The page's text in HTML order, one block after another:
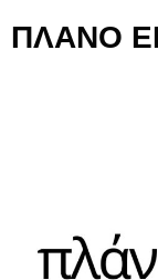
ΠΛΑΝΟ